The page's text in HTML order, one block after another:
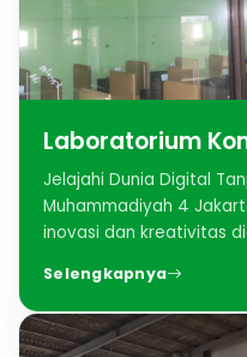
Laboratorium
Jelajahi Dunia Digital
Muhammadiyah 4
inovasi dan kreativitas
Selengkapnya